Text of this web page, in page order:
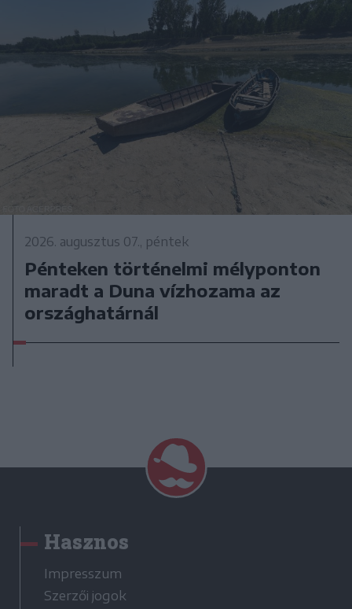
2026. augusztus 07., péntek
Pénteken történelmi mélyponton
maradt a Duna vízhozama az
országhatárnál
Hasznos
Impresszum
Szerzői jogok